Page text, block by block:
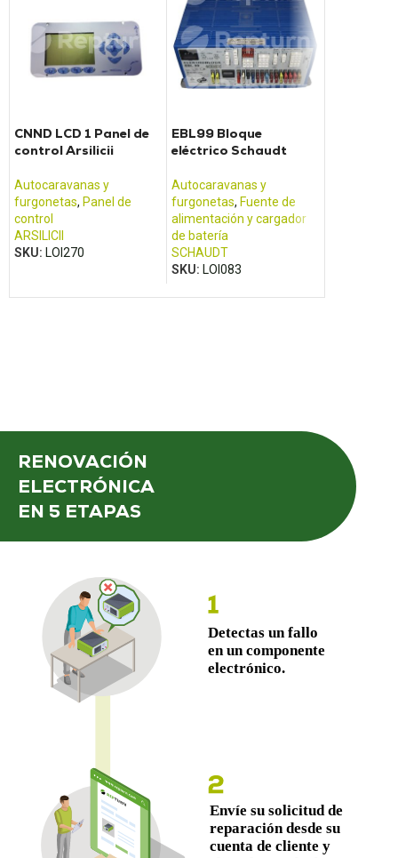
CNND LCD 1 Panel de
control Arsilicii
Autocaravanas y
furgonetas, Panel de
control
ARSILICII
SKU: LOI270
EBL99 Bloque
eléctrico Schaudt
Autocaravanas y
furgonetas, Fuente de
alimentación y cargador
de batería
SCHAUDT
SKU: LOI083
RENOVACIÓN
ELECTRÓNICA
EN 5 ETAPAS